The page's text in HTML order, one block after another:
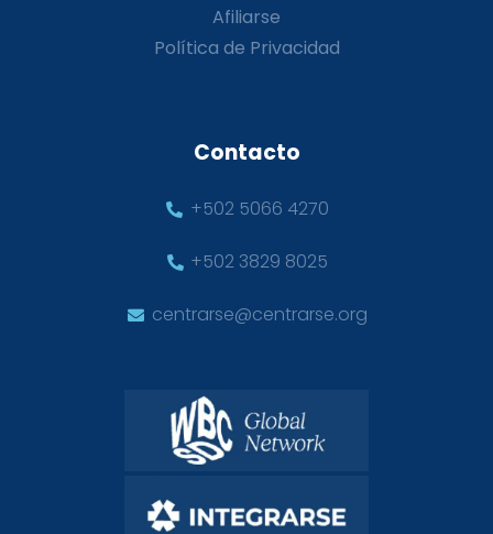
Afiliarse
Política de Privacidad
Contacto
+502 5066 4270
+502 3829 8025
centrarse@centrarse.org